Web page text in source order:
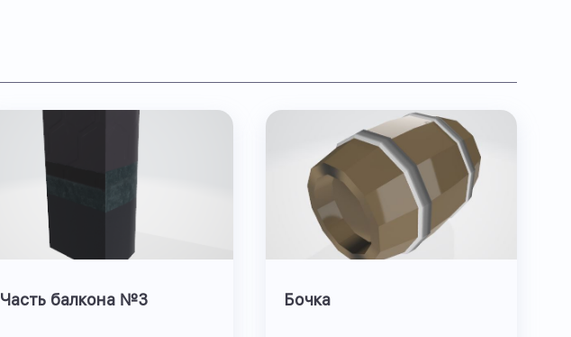
Часть балкона №3 Бочка